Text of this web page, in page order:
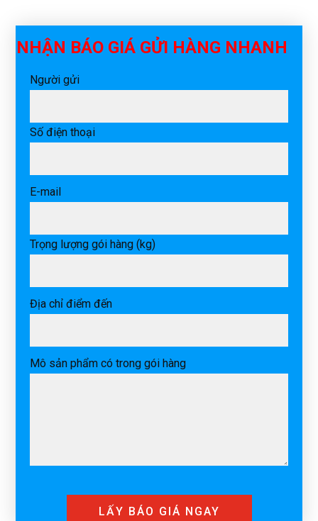
NHẬN BÁO GIÁ GỬI HÀNG NHANH
Người gửi
Số điện thoại
E-mail
Trọng lượng gói hàng (kg)
Địa chỉ điểm đến
Mô sản phẩm có trong gói hàng